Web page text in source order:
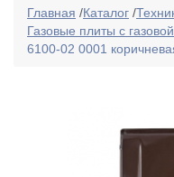
Главная /Каталог /
Газовые плиты с
6100-02 0001